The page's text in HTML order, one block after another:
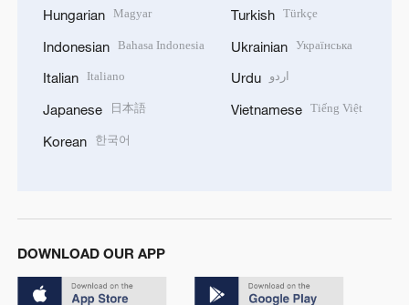
Hungarian Magyar
Indonesian Bahasa Indonesia
Italian Italiano
Japanese 日本語
Korean 한국어
Turkish Türkçe
Ukrainian Українська
Urdu اردو
Vietnamese Tiếng Việt
DOWNLOAD OUR APP